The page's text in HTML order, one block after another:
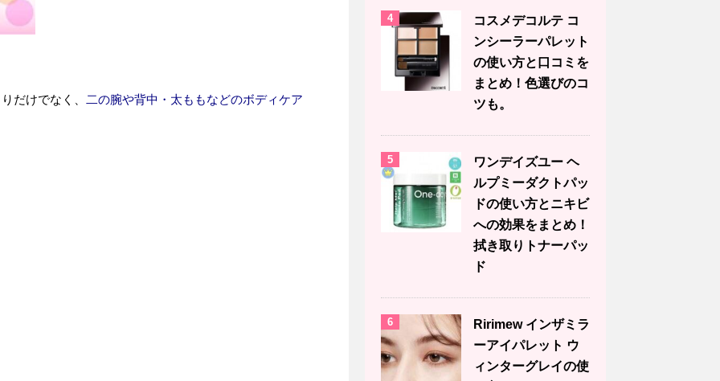
だけでなく、 二の腕や背中・太ももなどのボディケア
4
コスメデコルテ コ
ンシーラーパレット
の使い方と口コミを
まとめ！色選びのコ
ツも。
5
ワンデイズユー ヘ
ルプミーダクトパッ
ドの使い方とニキビ
への効果をまとめ！
拭き取りトナーパッ
ド
6
Ririmew インザミラ
ーアイパレット ウ
ィンターグレイの使